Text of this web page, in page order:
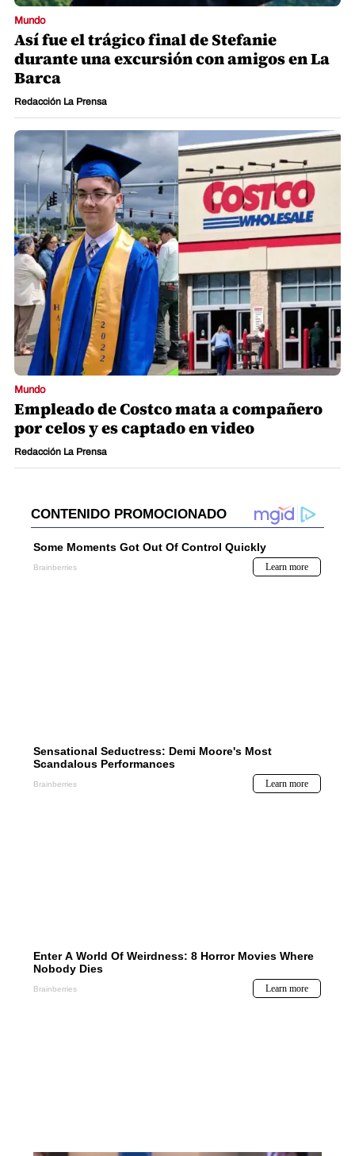
Mundo
Así fue el trágico final de Stefanie
durante una excursión con amigos en La
Barca
Redacción La Prensa
Mundo
Empleado de Costco mata a compañero
por celos y es captado en video
Redacción La Prensa